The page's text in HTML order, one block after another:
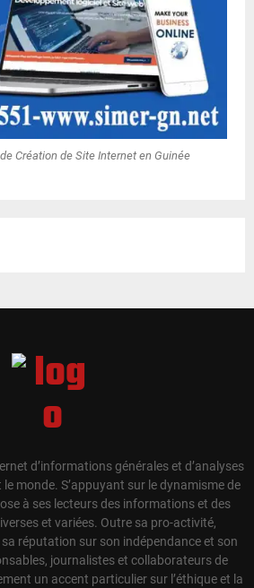
Création de Site Internet en Guinée
d’informations générales et d’analyses
le monde. S’appuyant sur le dynamisme de
à ses lecteurs des informations et des
et variées. Outre sa pro-activité,
réputation sur son indépendance et son
journalistes et collaborateurs de
un accent particulier sur l’éthique et la